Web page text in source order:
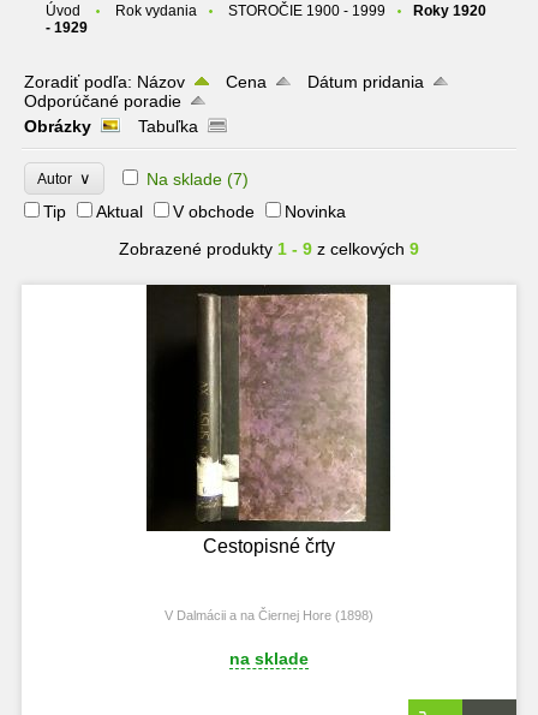
Úvod Rok vydania STOROČIE 1900 - 1999
Roky 1920
- 1929
Zoradiť podľa: Názov Cena
Dátum pridania
Odporúčané poradie
Obrázky
Tabuľka
Autor ∨ Na sklade (7)
Tip
Aktual V obchode
Novinka
Zobrazené produkty 1 - 9 z celkových 9
Cestopisné črty
V Dalmácii a na Čiernej Hore (1898)
na sklade